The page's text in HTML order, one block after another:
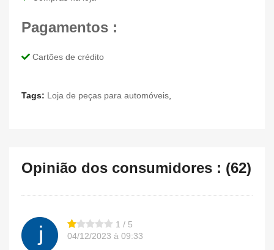
Pagamentos :
Cartões de crédito
Tags: Loja de peças para automóveis
Opinião dos consumidores : (62)
1 / 5
04/12/2023 à 09:33